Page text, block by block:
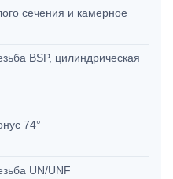
сечения и камерное
BSP, цилиндрическая
74°
UN/UNF